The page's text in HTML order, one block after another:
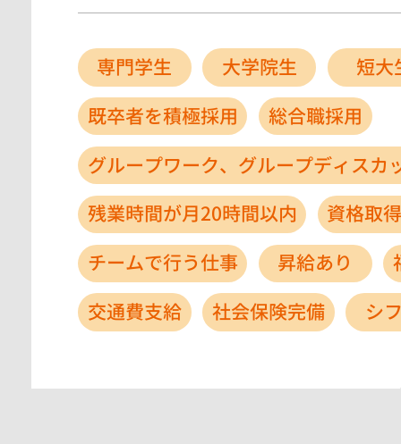
専門学生 大学院生
短大
既卒者を積極採用
総合職採用
グループワーク、グループディスカ
残業時間が月20時間以内
資格取
チームで行う仕事
昇給あり
交通費支給
社会保険完備 シ